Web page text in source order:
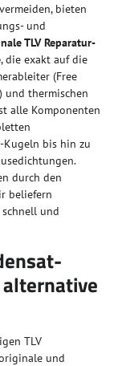
bieten
und
TLV Reparatur-
, die exakt auf die
(Free
und thermischen
alle Komponenten
Kugeln bis hin zu
durch den
beliefern
und
TLV
und